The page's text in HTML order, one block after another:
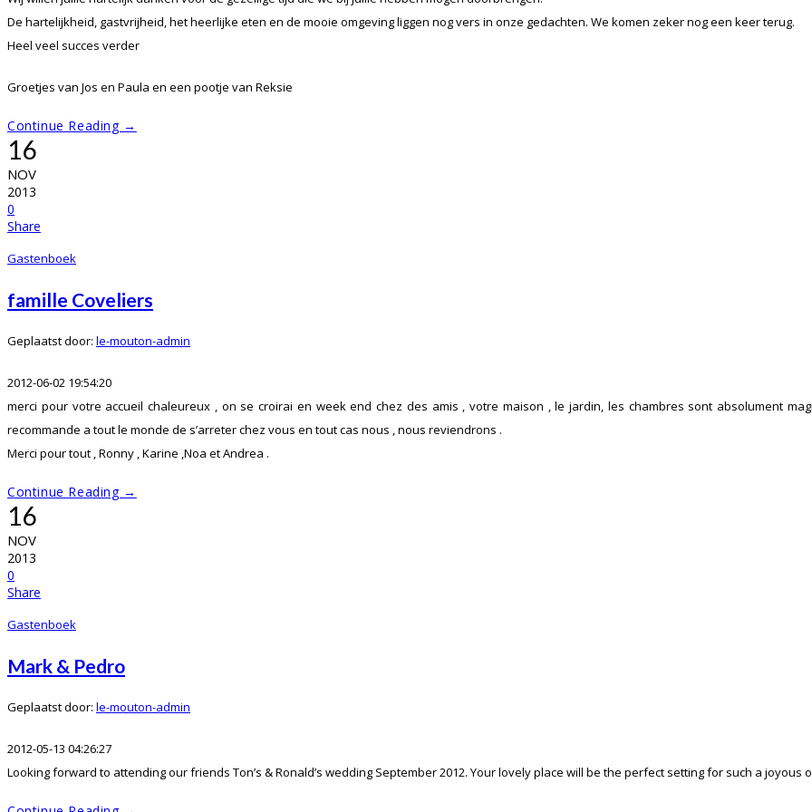
De hartelijkheid, gastvrijheid, het heerlijke eten en de mooie omgeving liggen nog vers in onze gedachten. We komen zeker nog een keer terug.
Heel veel succes verder
Groetjes van Jos en Paula en een pootje van Reksie
Continue Reading →
16
NOV
2013
0
Share
Gastenboek
famille Coveliers
Geplaatst door: le-mouton-admin
2012-06-02 19:54:20
merci pour votre accueil chaleureux , on se croirai en week end chez des amis , votre maison , le jardin, les chambres sont absolument
recommande a tout le monde de s’arreter chez vous en tout cas nous , nous reviendrons .
Merci pour tout , Ronny , Karine ,Noa et Andrea .
Continue Reading →
16
NOV
2013
0
Share
Gastenboek
Mark & Pedro
Geplaatst door: le-mouton-admin
2012-05-13 04:26:27
Looking forward to attending our friends Ton’s & Ronald’s wedding September 2012. Your lovely place will be the perfect setting for such a joyous